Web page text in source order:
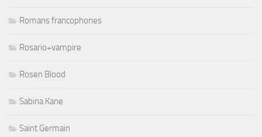
Romans francophones
Rosario+vampire
Rosen Blood
Sabina Kane
Saint Germain